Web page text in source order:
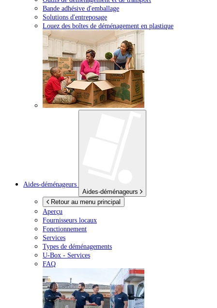
Bande adhésive d'emballage
Solutions d'entreposage
Louez des boîtes de déménagement en plastique
Aides-déménageurs
Aides-déménageurs
Retour au menu principal
Aperçu
Fournisseurs locaux
Fonctionnement
Services
Types de déménagements
U-Box - Services
FAQ